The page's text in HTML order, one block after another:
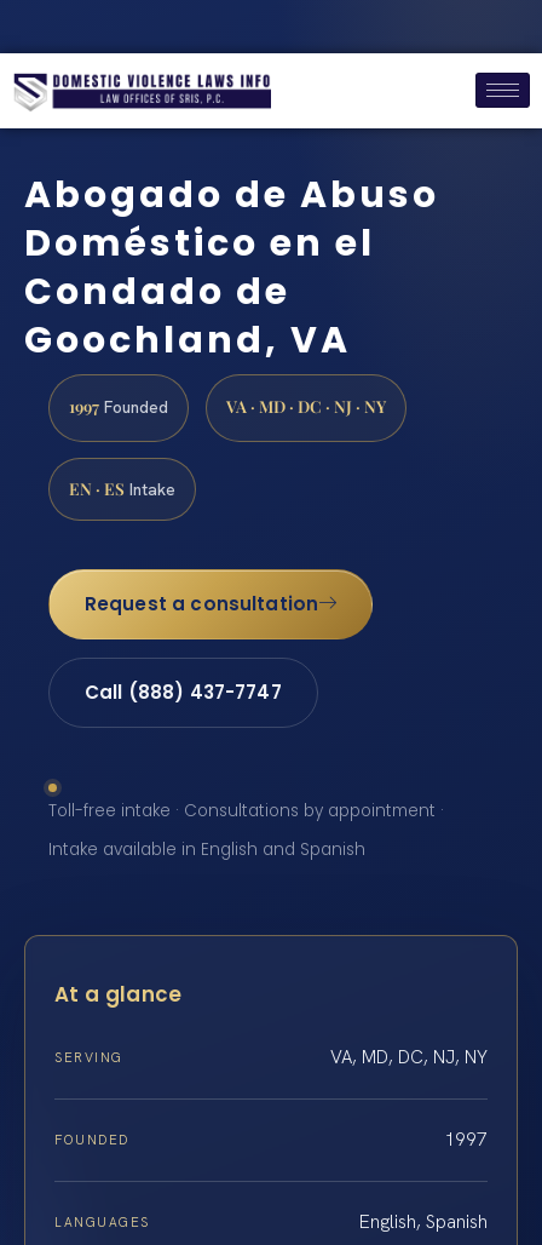
Abogado de Abuso
Doméstico en el
Condado de
Goochland, VA
1997 Founded VA · MD · DC · NJ · NY
EN · ES Intake
Request a consultation
Call (888) 437-7747
Toll-free intake · Consultations by appointment ·
Intake available in English and Spanish
At a glance
SERVING VA, MD, DC, NJ, NY
FOUNDED 1997
LANGUAGES English, Spanish